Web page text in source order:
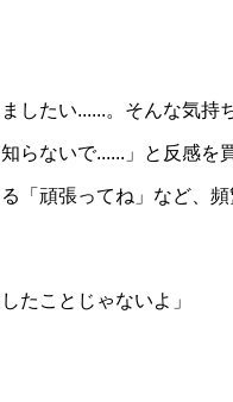
したい......。そんな気持
らないで......」と反感を
「頑張ってね」など、
たことじゃないよ」